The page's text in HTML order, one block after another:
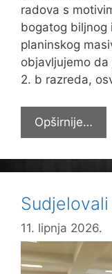
radova s
bogatog biljnog
planinskog
objavljujemo
2. b razreda,
Opširnije…
na
Sudjelovali
11. lipnja 2026.